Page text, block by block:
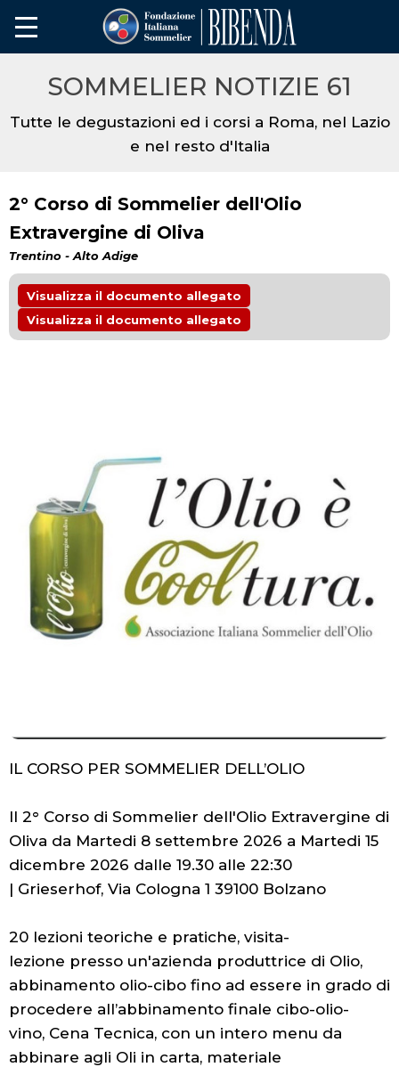
SOMMELIER NOTIZIE 61
Tutte le degustazioni ed i corsi a Roma, nel Lazio
e nel resto d'Italia
2° Corso di Sommelier dell'Olio
Extravergine di Oliva
Trentino - Alto Adige
Visualizza il documento allegato
Visualizza il documento allegato
IL CORSO PER SOMMELIER DELL’OLIO
Il 2° Corso di Sommelier dell'Olio Extravergine di
Oliva da Martedi 8 settembre 2026 a Martedi 15
dicembre 2026 dalle 19.30 alle 22:30
| Grieserhof, Via Cologna 1 39100 Bolzano
20 lezioni teoriche e pratiche, visita-
lezione presso un'azienda produttrice di Olio,
abbinamento olio-cibo fino ad essere in grado di
procedere all’abbinamento finale cibo-olio-
vino, Cena Tecnica, con un intero menu da
abbinare agli Oli in carta, materiale